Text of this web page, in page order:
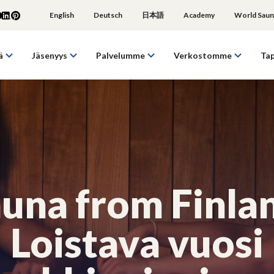
English Deutsch 日本語 Academy World
Jäsenyys Palvelumme Verkostomme
from
Loistava vuosi